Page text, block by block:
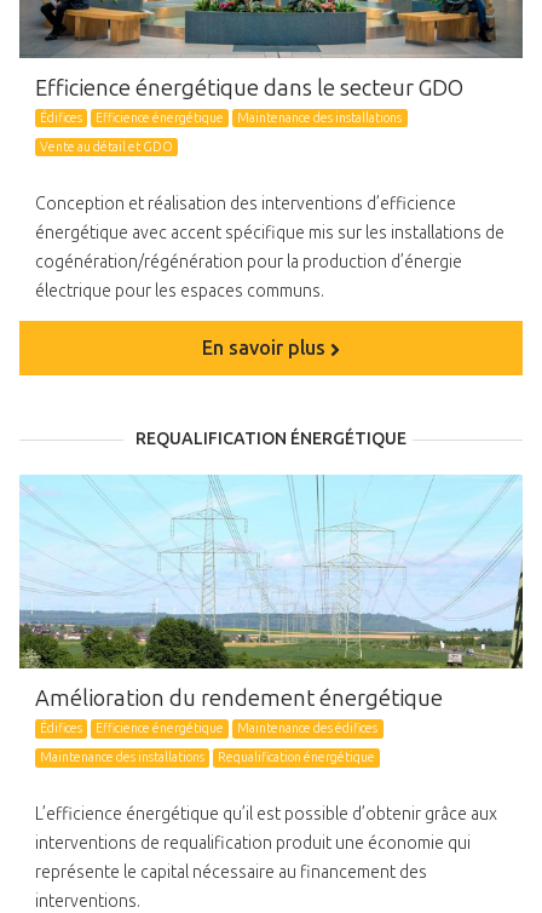
Efficience énergétique dans le secteur GDO
Édifices Efficience énergétique
Maintenance des installations
Vente au détail et GDO
Conception et réalisation des interventions d’efficience
énergétique avec accent spécifique mis sur les installations de
cogénération/régénération pour la production d’énergie
électrique pour les espaces communs.
En savoir plus
REQUALIFICATION ÉNERGÉTIQUE
Amélioration du rendement énergétique
Édifices Efficience énergétique
Maintenance des édifices
Maintenance des installations
Requalification énergétique
L’efficience énergétique qu’il est possible d’obtenir grâce aux
interventions de requalification produit une économie qui
représente le capital nécessaire au financement des
interventions.